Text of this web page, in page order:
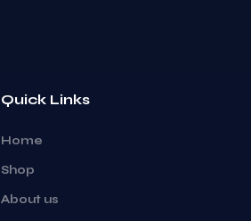
Quick Links
Home
Shop
About us